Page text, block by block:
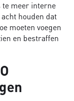
te meer interne
houden dat
moeten voegen
en bestraffen